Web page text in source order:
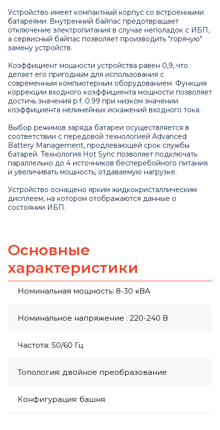
Устройство имеет компактный корпус со встроенными
батареями. Внутренний байпас предотвращает
отключение электропитания в случае неполадок с ИБП,
а сервисный байпас позволяет производить "горячую"
замену устройств.
Коэффициент мощности устройства равен 0,9, что
делает его пригодным для использования с
современным компьютерным оборудованием. Функция
коррекции входного коэффициента мощности позволяет
достичь значения p.f. 0.99 при низком значении
коэффициента нелинейных искажений входного тока.
Выбор режимов заряда батареи осуществляется в
соответствии с передовой технологией Advanced
Battery Management, продлевающей срок службы
батарей. Технология Hot Sync позволяет подключать
параллельно до 4 источников бесперебойного питания
и увеличивать мощность, отдаваемую нагрузке.
Устройство оснащено ярким жидкокристаллическим
дисплеем, на котором отображаются данные о
состоянии ИБП.
Основные
характеристики
Номинальная мощность: 8-30 кВА
Номинальное напряжение : 220-240 В
Частота: 50/60 Гц
Топология: двойное преобразование
Конфигурация: башня